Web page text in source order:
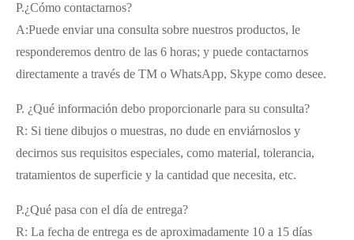
P.¿Cómo contactarnos?
A:Puede enviar una consulta sobre nuestros productos, le
responderemos dentro de las 6 horas; y puede contactarnos
directamente a través de TM o WhatsApp, Skype como desee.
P. ¿Qué información debo proporcionarle para su consulta?
R: Si tiene dibujos o muestras, no dude en enviárnoslos y
decirnos sus requisitos especiales, como material, tolerancia,
tratamientos de superficie y la cantidad que necesita, etc.
P.¿Qué pasa con el día de entrega?
R: La fecha de entrega es de aproximadamente 10 a 15 días